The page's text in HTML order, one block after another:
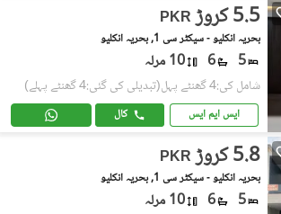
PKR 5.5 کروڑ
بحریہ انکلیو - سیکٹر سی 1, بحریہ انکلیو
5
6 10 مرلہ
شامل کی:4 گھنٹے پہل (تبدیلی کی گئی:4 گھنٹے پہلے)
ایس ایم ایس کال
PKR 5.8 کروڑ
بحریہ انکلیو - سیکٹر سی 1, بحریہ انکلیو
5
6 10 مرلہ